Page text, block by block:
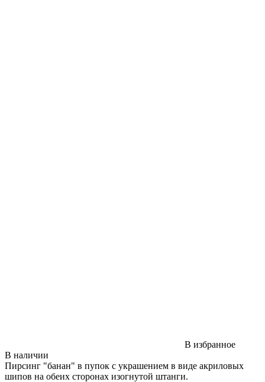
В избранное
В наличии
Пирсинг "банан" в пупок с украшением в виде акриловых
шипов на обеих сторонах изогнутой штанги.